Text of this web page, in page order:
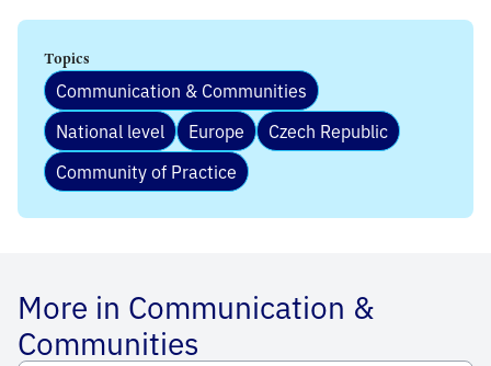
Topics
Communication & Communities
National level
Europe
Czech Republic
Community of Practice
More in Communication &
Communities